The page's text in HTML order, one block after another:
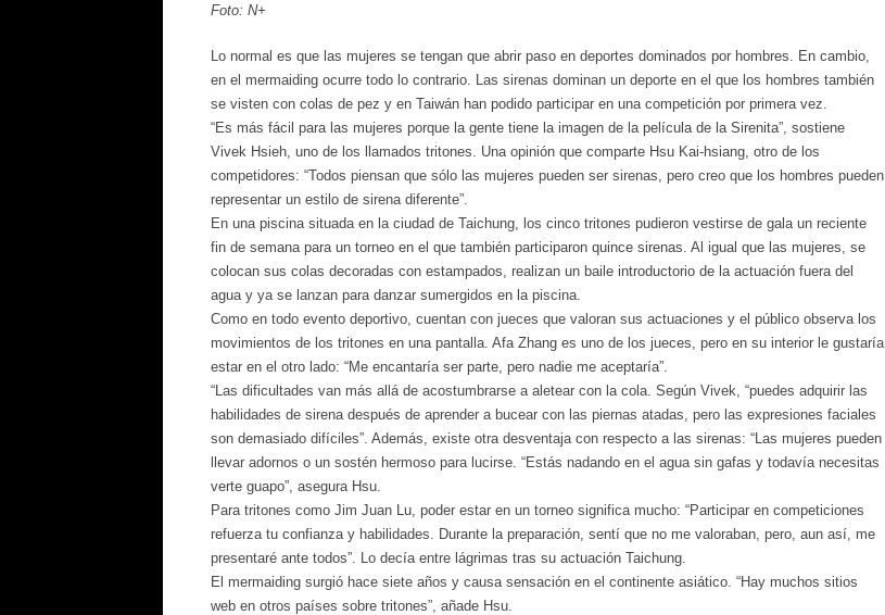
Foto: N+
Lo normal es que las mujeres se tengan que abrir paso en deportes dominados por hombres. En cambio,
en el mermaiding ocurre todo lo contrario. Las sirenas dominan un deporte en el que los hombres también
se visten con colas de pez y en Taiwán han podido participar en una competición por primera vez.
“Es más fácil para las mujeres porque la gente tiene la imagen de la película de la Sirenita”, sostiene
Vivek Hsieh, uno de los llamados tritones. Una opinión que comparte Hsu Kai-hsiang, otro de los
competidores: “Todos piensan que sólo las mujeres pueden ser sirenas, pero creo que los hombres pueden
representar un estilo de sirena diferente”.
En una piscina situada en la ciudad de Taichung, los cinco tritones pudieron vestirse de gala un reciente
fin de semana para un torneo en el que también participaron quince sirenas. Al igual que las mujeres, se
colocan sus colas decoradas con estampados, realizan un baile introductorio de la actuación fuera del
agua y ya se lanzan para danzar sumergidos en la piscina.
Como en todo evento deportivo, cuentan con jueces que valoran sus actuaciones y el público observa los
movimientos de los tritones en una pantalla. Afa Zhang es uno de los jueces, pero en su interior le gustaría
estar en el otro lado: “Me encantaría ser parte, pero nadie me aceptaría”.
“Las dificultades van más allá de acostumbrarse a aletear con la cola. Según Vivek, “puedes adquirir las
habilidades de sirena después de aprender a bucear con las piernas atadas, pero las expresiones faciales
son demasiado difíciles”. Además, existe otra desventaja con respecto a las sirenas: “Las mujeres pueden
llevar adornos o un sostén hermoso para lucirse. “Estás nadando en el agua sin gafas y todavía necesitas
verte guapo”, asegura Hsu.
Para tritones como Jim Juan Lu, poder estar en un torneo significa mucho: “Participar en competiciones
refuerza tu confianza y habilidades. Durante la preparación, sentí que no me valoraban, pero, aun así, me
presentaré ante todos”. Lo decía entre lágrimas tras su actuación Taichung.
El mermaiding surgió hace siete años y causa sensación en el continente asiático. “Hay muchos sitios
web en otros países sobre tritones”, añade Hsu.